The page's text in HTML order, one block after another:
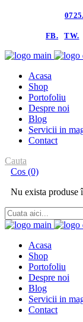
FB. TW.
Acasa
Shop
Portofoliu
Despre noi
Blog
Servicii in
Contact
Cauta
Cos (0)
Nu exista produse
Acasa
Shop
Portofoliu
Despre noi
Blog
Servicii in
Contact